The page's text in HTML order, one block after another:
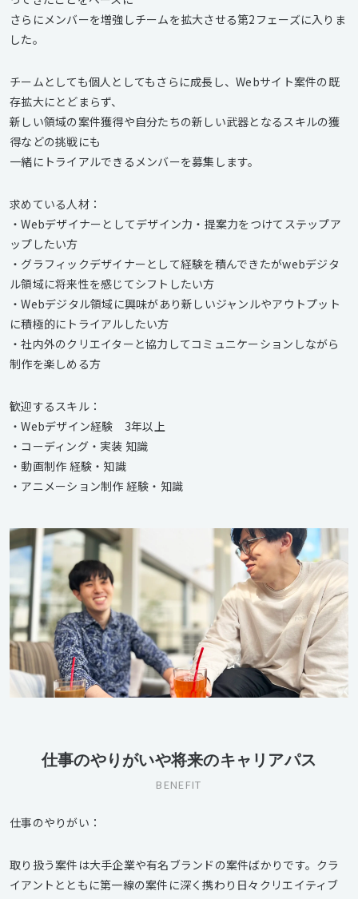
さらにメンバーを増強しチームを拡大させる第2フェーズに入りま
した。
チームとしても個人としてもさらに成長し、Webサイト案件の既
存拡大にとどまらず、
新しい領域の案件獲得や自分たちの新しい武器となるスキルの獲
得などの挑戦にも
一緒にトライアルできるメンバーを募集します。
求めている人材：
・Webデザイナーとしてデザイン力・提案力をつけてステップア
ップしたい方
・グラフィックデザイナーとして経験を積んできたがwebデジタ
ル領域に将来性を感じてシフトしたい方
・Webデジタル領域に興味があり新しいジャンルやアウトプット
に積極的にトライアルしたい方
・社内外のクリエイターと協力してコミュニケーションしながら
制作を楽しめる方
歓迎するスキル：
・Webデザイン経験 3年以上
・コーディング・実装 知識
・動画制作 経験・知識
・アニメーション制作 経験・知識
仕事のやりがいや将来のキャリアパス
BENEFIT
仕事のやりがい：
取り扱う案件は大手企業や有名ブランドの案件ばかりです。クラ
イアントとともに第一線の案件に深く携わり日々クリエイティブ